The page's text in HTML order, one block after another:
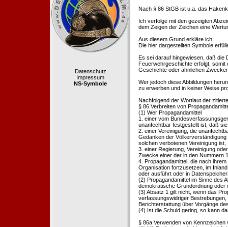
Datenschutz
Impressum
NS-Symbole
Nach § 86 StGB ist u.a. das
Ich verfolge mit den gezeigten
dem Zeigen der Zeichen eine
Aus diesem Grund erkläre ich:
Die hier dargestellten Symbole
Es sei darauf hingewiesen, daß die
Feuerwehrgeschichte erfolgt,
Geschichte oder ähnlichen
Wer jedoch diese Abbildungen
zu erwerben und in keiner Weise
Nachfolgend der Wortlaut der
§ 86 Verbreiten von
(1) Wer Propagandamittel
1. einer vom
unanfechtbar festgestellt ist, daß
2. einer Vereinigung, die
Gedanken der
solchen verbotenen Vereinigung ist,
3. einer Regierung, Vereinigung
Zwecke einer der in den Nummern
4. Propagandamittel, die nach
Organisation fortzusetzen, im
oder ausführt oder in
(2) Propagandamittel im Sinne des
demokratische Grundordnung oder
(3) Absatz 1 gilt nicht, wenn das
verfassungswidriger
Berichterstattung über Vorgänge
(4) Ist die Schuld gering, so kann
§ 86a Verwenden von